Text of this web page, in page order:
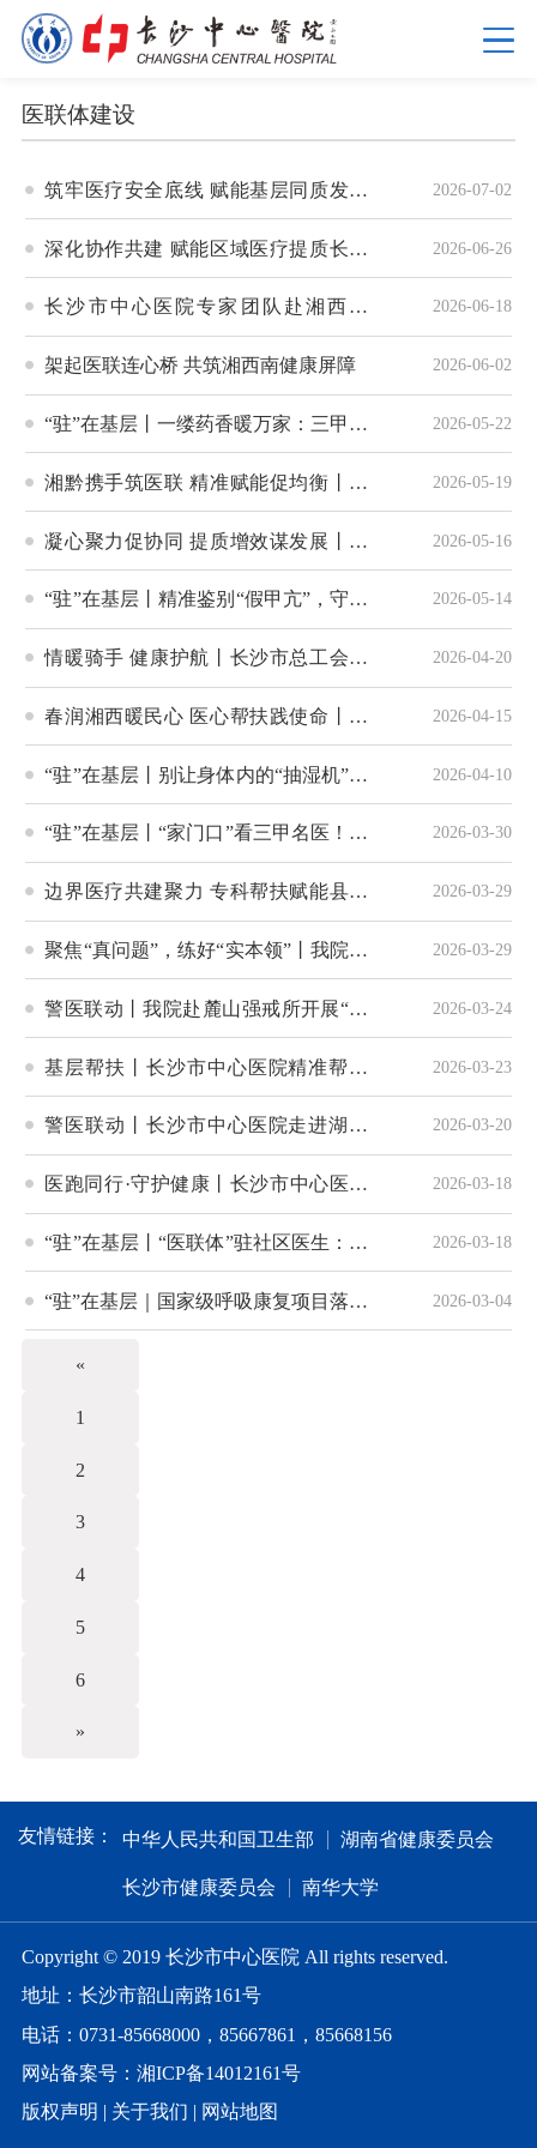
医联体建设
筑牢医疗安全底线 赋能基层同质发展
丨我院举办2026年第二季度医联体单位
业务培训
2026-07-02
深化协作共建 赋能区域医疗提质长沙
市中心医院与花垣县人民医院开展远程
专家会诊
2026-06-26
长沙市中心医院专家团队赴湘西开
展“医惠湘西”行动丨把省会三甲优质医
疗资源送到群众“家门口”
2026-06-18
架起医联连心桥 共筑湘西南健康屏障 2026-06-02
“驻”在基层丨一缕药香暖万家：三甲中
医资源这样“扎根”社区
2026-05-22
湘黔携手筑医联 精准赋能促均衡丨长
沙市中心医院与玉屏妇幼共促区域健康
高质量发展
2026-05-19
凝心聚力促协同 提质增效谋发展丨雨
花区城市医疗集团2026年第二季度工作
例会召开
2026-05-16
“驻”在基层丨精准鉴别“假甲亢”，守护
孕妈安心
2026-05-14
情暖骑手 健康护航丨长沙市总工会携
手长沙市中心医院开启新就业形态劳动
者专属健康服务
2026-04-20
春润湘西暖民心 医心帮扶践使命丨我
院专家团队赴湘西精准赋能对口支援
2026-04-15
“驻”在基层丨别让身体内的“抽湿机”超
负荷
2026-04-10
“驻”在基层丨“家门口”看三甲名医！长
沙市中心医院医联体守护您的每一次呼
吸
2026-03-30
边界医疗共建聚力 专科帮扶赋能县域
丨长沙市中心医院赴岳阳县人民医院开
展肿瘤诊疗专项帮扶
2026-03-29
聚焦“真问题”，练好“实本领”丨我院举
办2026年第一季度医联体成员单位业务
培训
2026-03-29
警医联动丨我院赴麓山强戒所开展“世
界结核病防治日”交流活动
2026-03-24
基层帮扶丨长沙市中心医院精准帮扶
沅江基层医疗提质增效
2026-03-23
警医联动丨长沙市中心医院走进湖南
省女子监狱开展春分养生活动
2026-03-20
医跑同行·守护健康丨长沙市中心医院
护航长沙市第四届乡村欢乐跑
2026-03-18
“驻”在基层丨“医联体”驻社区医生：驻
守在离群众最近的地方
2026-03-18
“驻”在基层｜国家级呼吸康复项目落地 2026-03-04
«
1
2
3
4
5
6
»
友情链接： 中华人民共和国卫生部 湖南省健康委员会
长沙市健康委员会 南华大学
Copyright © 2019 长沙市中心医院 All rights reserved.
地址：长沙市韶山南路161号
电话：0731-85668000，85667861，85668156
网站备案号：湘ICP备14012161号
版权声明 | 关于我们 | 网站地图